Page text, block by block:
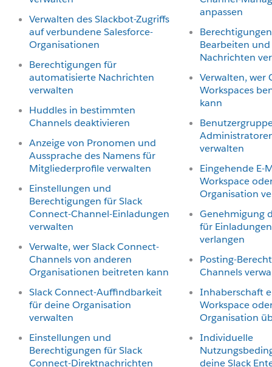
Verwalten des Slackbot-Zugriffs
auf verbundene Salesforce-
Organisationen
Berechtigungen für
automatisierte Nachrichten
verwalten
Huddles in bestimmten
Channels deaktivieren
Anzeige von Pronomen und
Aussprache des Namens für
Mitgliederprofile verwalten
Einstellungen und
Berechtigungen für Slack
Connect-Channel-Einladungen
verwalten
Verwalte, wer Slack Connect-
Channels von anderen
Organisationen beitreten kann
Slack Connect-Auffindbarkeit
für deine Organisation
verwalten
Einstellungen und
Berechtigungen für Slack
Connect-Direktnachrichten
anpassen
Bearbeiten
Nachrichten
Verwalten, wer
Workspaces
kann
verwalten
Eingehende E-
Workspace
Organisation
Genehmigung
für
verlangen
Posting-
Channels
Inhaberschaft
Workspace
Organisation
Individuelle
deine Slack